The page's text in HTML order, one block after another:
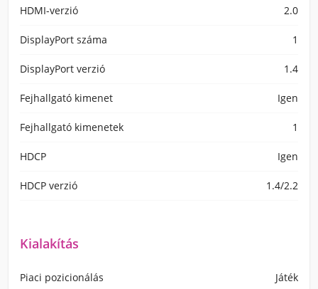
HDMI-verzió 2.0
DisplayPort száma 1
DisplayPort verzió 1.4
Fejhallgató kimenet Igen
Fejhallgató kimenetek 1
HDCP Igen
HDCP verzió 1.4/2.2
Kialakítás
Piaci pozicionálás Játék